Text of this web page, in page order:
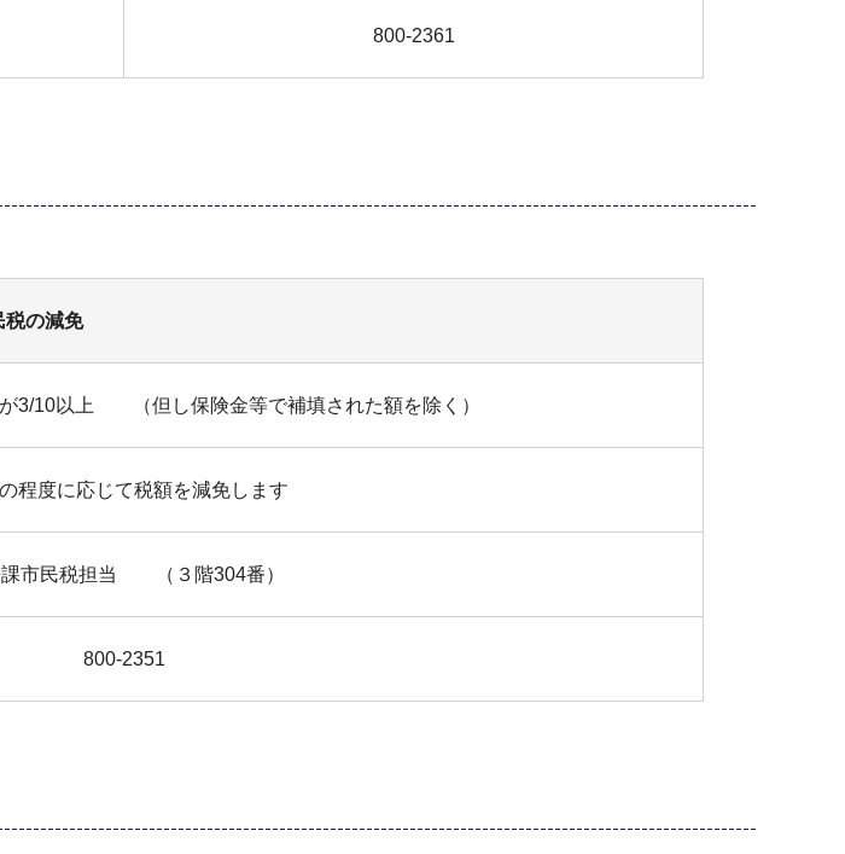
800-2361
税の減免
3/10以上 （但し保険金等で補填された額を除く）
程度に応じて税額を減免します
課市民税担当 （３階304番）
800-2351